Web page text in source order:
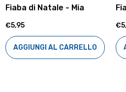
Fiaba di Natale - Mia
€5,95
AGGIUNGI AL CARRELLO